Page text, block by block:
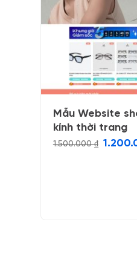
Mẫu Website
kính thời trang
1.500.000₫ Giá